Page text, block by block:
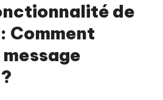
de
Comment